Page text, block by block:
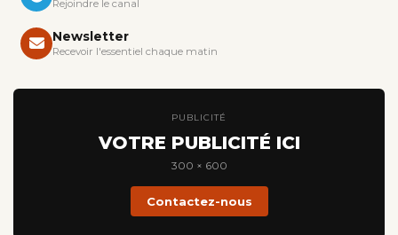
Rejoindre le canal
Newsletter
Recevoir l'essentiel chaque matin
PUBLICITÉ
VOTRE PUBLICITÉ ICI
300 × 600
Contactez-nous